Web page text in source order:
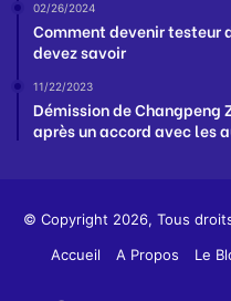
02/26/2024
Comment devenir testeur
devez savoir
11/22/2023
Démission de Changpeng
après un accord avec les
© Copyright 2026, Tous
Accueil
A Propos Le